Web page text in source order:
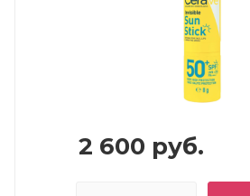
2 600 руб.